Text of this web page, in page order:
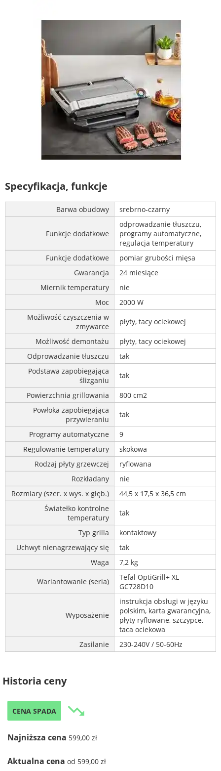
Specyfikacja, funkcje
Barwa obudowy srebrno-czarny
Funkcje dodatkowe
odprowadzanie tłuszczu,
programy automatyczne,
regulacja temperatury
Funkcje dodatkowe
pomiar grubości mięsa
Gwarancja
24 miesiące
Miernik temperatury
nie
Moc
2000 W
Możliwość czyszczenia w
zmywarce
płyty, tacy ociekowej
Możliwość demontażu
płyty, tacy ociekowej
Odprowadzanie tłuszczu
tak
Podstawa zapobiegająca
ślizganiu
tak
Powierzchnia grillowania
800 cm2
Powłoka zapobiegająca
przywieraniu
tak
Programy automatyczne
9
Regulowanie temperatury
skokowa
Rodzaj płyty grzewczej
ryflowana
Rozkładany
nie
Rozmiary (szer. x wys. x głęb.)
44,5 x 17,5 x 36,5 cm
Światełko kontrolne
temperatury
tak
Typ grilla
kontaktowy
Uchwyt nienagrzewający się
tak
Waga
7,2 kg
Wariantowanie (seria)
Tefal OptiGrill+ XL
GC728D10
Wyposażenie
instrukcja obsługi w języku
polskim, karta gwarancyjna,
płyty ryflowane, szczypce,
taca ociekowa
Zasilanie
230-240V / 50-60Hz
Historia ceny
CENA SPADA trending_down
Najniższa cena 599,00 zł
Aktualna cena od 599,00 zł